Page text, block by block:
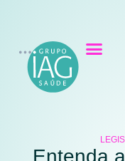
Entenda